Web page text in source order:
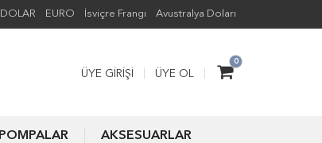
DOLAR EURO İsviçre Frangı Avustralya Doları
0
ÜYE GIRIŞI ÜYE OL
POMPALAR AKSESUARLAR